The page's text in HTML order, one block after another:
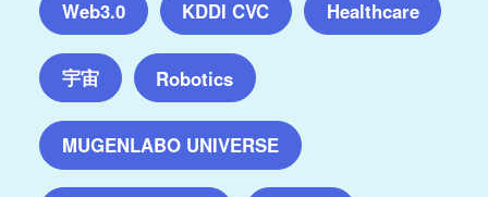
Web3.0 KDDI CVC Healthcare
宇宙 Robotics
MUGENLABO UNIVERSE